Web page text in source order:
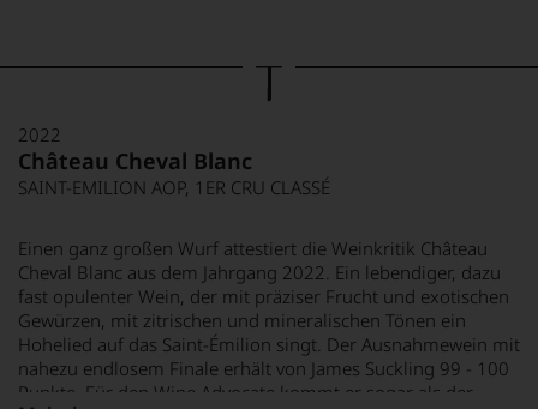
2022
Château Cheval Blanc
SAINT-EMILION AOP, 1ER CRU CLASSÉ
Einen ganz großen Wurf attestiert die Weinkritik Château
Cheval Blanc aus dem Jahrgang 2022. Ein lebendiger, dazu
fast opulenter Wein, der mit präziser Frucht und exotischen
Gewürzen, mit zitrischen und mineralischen Tönen ein
Hohelied auf das Saint-Émilion singt. Der Ausnahmewein mit
nahezu endlosem Finale erhält von James Suckling 99 - 100
Punkte. Für den Wine Advocate kommt er sogar als der